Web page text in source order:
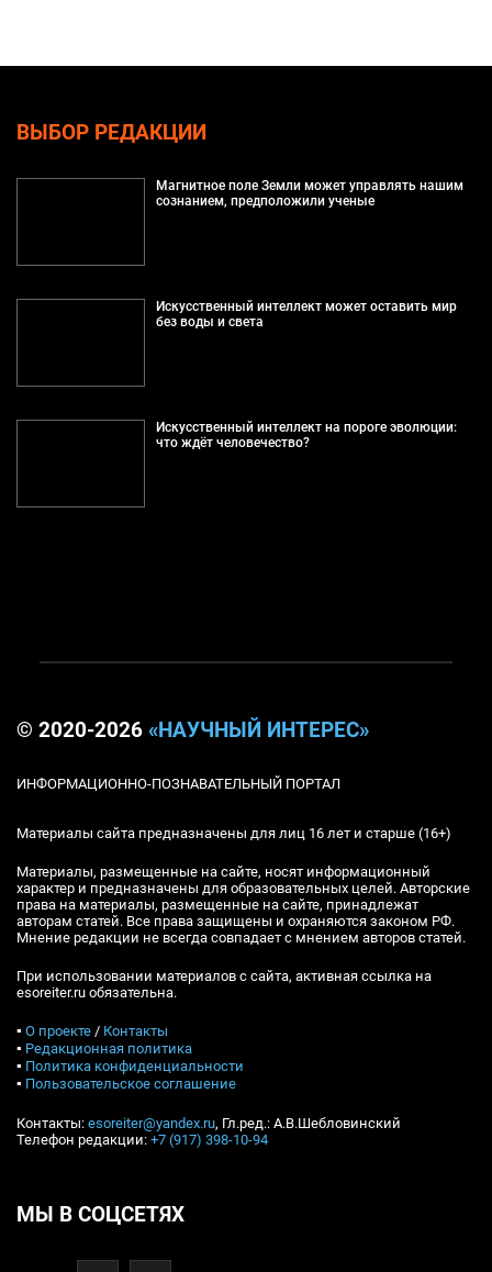
ВЫБОР РЕДАКЦИИ
Магнитное поле Земли может управлять нашим
сознанием, предположили ученые
Искусственный интеллект может оставить мир
без воды и света
Искусственный интеллект на пороге эволюции:
что ждёт человечество?
© 2020-2026 «НАУЧНЫЙ ИНТЕРЕС»
ИНФОРМАЦИОННО-ПОЗНАВАТЕЛЬНЫЙ ПОРТАЛ
Материалы сайта предназначены для лиц 16 лет и старше (16+)
Материалы, размещенные на сайте, носят информационный
характер и предназначены для образовательных целей. Авторские
права на материалы, размещенные на сайте, принадлежат
авторам статей. Все права защищены и охраняются законом РФ.
Мнение редакции не всегда совпадает с мнением авторов статей.
При использовании материалов с сайта, активная ссылка на
esoreiter.ru обязательна.
▪ О проекте / Контакты
▪ Редакционная политика
▪ Политика конфиденциальности
▪ Пользовательское соглашение
Контакты: esoreiter@yandex.ru, Гл.ред.: А.В.Шебловинский
Телефон редакции: +7 (917) 398-10-94
МЫ В СОЦСЕТЯХ